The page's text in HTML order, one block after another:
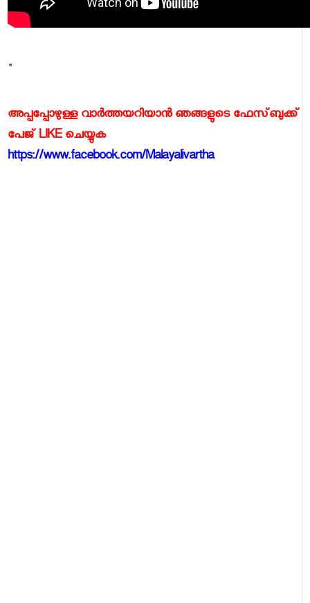
"
അപ്പപ്പോഴുള്ള വാര്‍ത്തയറിയാന്‍ ഞങ്ങളുടെ ഫേസ്‌ബുക്ക്‌
പേജ് LIKE ചെയ്യുക
https://www.facebook.com/Malayalivartha